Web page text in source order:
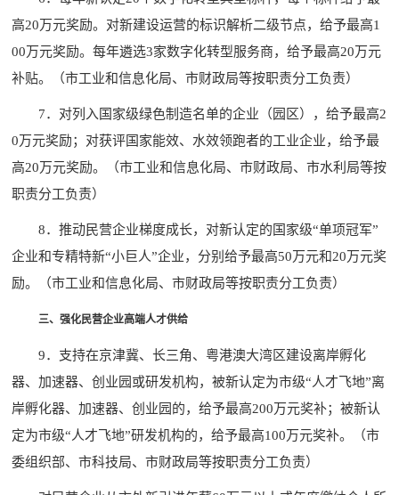
高20万元奖励。对新建设运营的标识解析二级节点，给予最高1
00万元奖励。每年遴选3家数字化转型服务商，给予最高20万元
补贴。（市工业和信息化局、市财政局等按职责分工负责）
7．对列入国家级绿色制造名单的企业（园区），给予最高2
0万元奖励；对获评国家能效、水效领跑者的工业企业，给予最
高20万元奖励。（市工业和信息化局、市财政局、市水利局等按
职责分工负责）
8．推动民营企业梯度成长，对新认定的国家级“单项冠军”
企业和专精特新“小巨人”企业，分别给予最高50万元和20万元奖
励。（市工业和信息化局、市财政局等按职责分工负责）
三、强化民营企业高端人才供给
9．支持在京津冀、长三角、粤港澳大湾区建设离岸孵化
器、加速器、创业园或研发机构，被新认定为市级“人才飞地”离
岸孵化器、加速器、创业园的，给予最高200万元奖补；被新认
定为市级“人才飞地”研发机构的，给予最高100万元奖补。（市
委组织部、市科技局、市财政局等按职责分工负责）